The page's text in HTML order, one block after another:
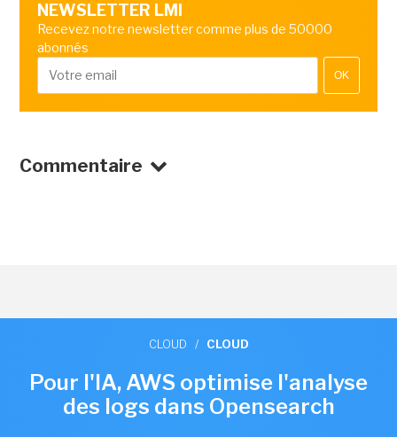
NEWSLETTER LMI
Recevez notre newsletter comme plus de 50000
abonnés
OK
Commentaire
CLOUD / CLOUD
Pour l'IA, AWS optimise l'analyse
des logs dans Opensearch